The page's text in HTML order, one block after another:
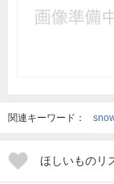
関連キーワード：
ほしいものリ